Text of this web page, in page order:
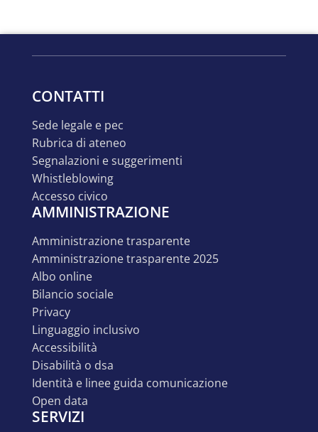
CONTATTI
sede legale e pec
rubrica di ateneo
segnalazioni e suggerimenti
whistleblowing
accesso civico
AMMINISTRAZIONE
amministrazione trasparente
amministrazione trasparente 2025
albo online
bilancio sociale
privacy
linguaggio inclusivo
accessibilità
disabilità o dsa
identità e linee guida comunicazione
open data
SERVIZI